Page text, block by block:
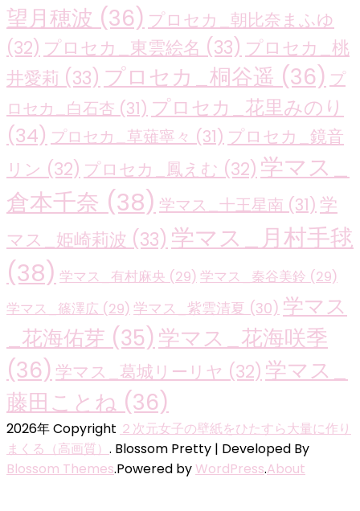
望月穂波 (36) プロセカ_朝比奈まふゆ
(32) プロセカ_東雲絵名 (33) プロセカ_桃
井愛莉 (33) プロセカ_桐谷遥 (36) プ
ロセカ_白石杏 (31) プロセカ_花里みのり
(34) プロセカ_草薙寧々 (31) プロセカ_鏡音
リン (32) プロセカ_鳳えむ (32) 学マス_
倉本千奈 (38) 学マス_十王星南 (31) 学
マス_姫崎莉波 (33) 学マス_月村手毬
(38) 学マス_有村麻央 (29) 学マス_秦谷美鈴 (29)
学マス_篠澤広 (29) 学マス_紫雲清夏 (30) 学マス
_花海佑芽 (35) 学マス_花海咲季
(36) 学マス_葛城リーリヤ (32) 学マス_
藤田ことね (36)
2026年 Copyright ２次元女子の壁紙をひたすら大量に作り
まくる（高画質） . Blossom Pretty | Developed By
Blossom Themes.Powered byWordPress.About